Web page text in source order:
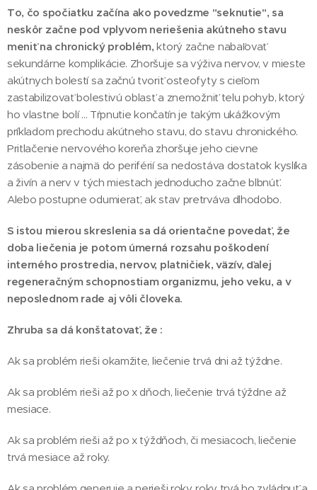
To, čo spočiatku začína ako povedzme "seknutie", sa
neskôr začne pod vplyvom neriešenia akútneho stavu
meniť na chronický problém, ktorý začne nabaľovať
sekundárne komplikácie. Zhoršuje sa výživa nervov, v mieste
akútnych bolestí sa začnú tvoriť osteofyty s cieľom
zastabilizovať bolestivú oblasť a znemožniť telu pohyb, ktorý
ho vlastne bolí ... Tŕpnutie končatín je takým ukážkovým
príkladom prechodu akútneho stavu, do stavu chronického.
Pritlačenie nervového koreňa zhoršuje jeho cievne
zásobenie a najmä do periférií sa nedostáva dostatok kyslíka
a živín a nerv v tých miestach jednoducho začne blbnúť.
Alebo postupne odumierať, ak stav pretrváva dlhodobo.
S istou mierou skreslenia sa dá orientačne povedať, že
doba liečenia je potom úmerná rozsahu poškodení
interného prostredia, nervov, platničiek, väzív, ďalej
regeneračným schopnostiam organizmu, jeho veku, a v
neposlednom rade aj vôli človeka.
Zhruba sa dá konštatovať, že :
Ak sa problém rieši okamžite, liečenie trvá dni až týždne.
Ak sa problém rieši až po x dňoch, liečenie trvá týždne až
mesiace.
Ak sa problém rieši až po x týždňoch, či mesiacoch, liečenie
trvá mesiace až roky.